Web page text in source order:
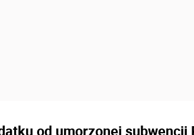
od umorzonej subwencji